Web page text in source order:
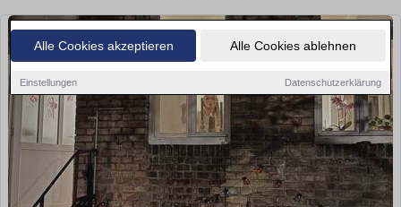
Alle Cookies akzeptieren Alle Cookies ablehnen
Einstellungen Datenschutzerklärung